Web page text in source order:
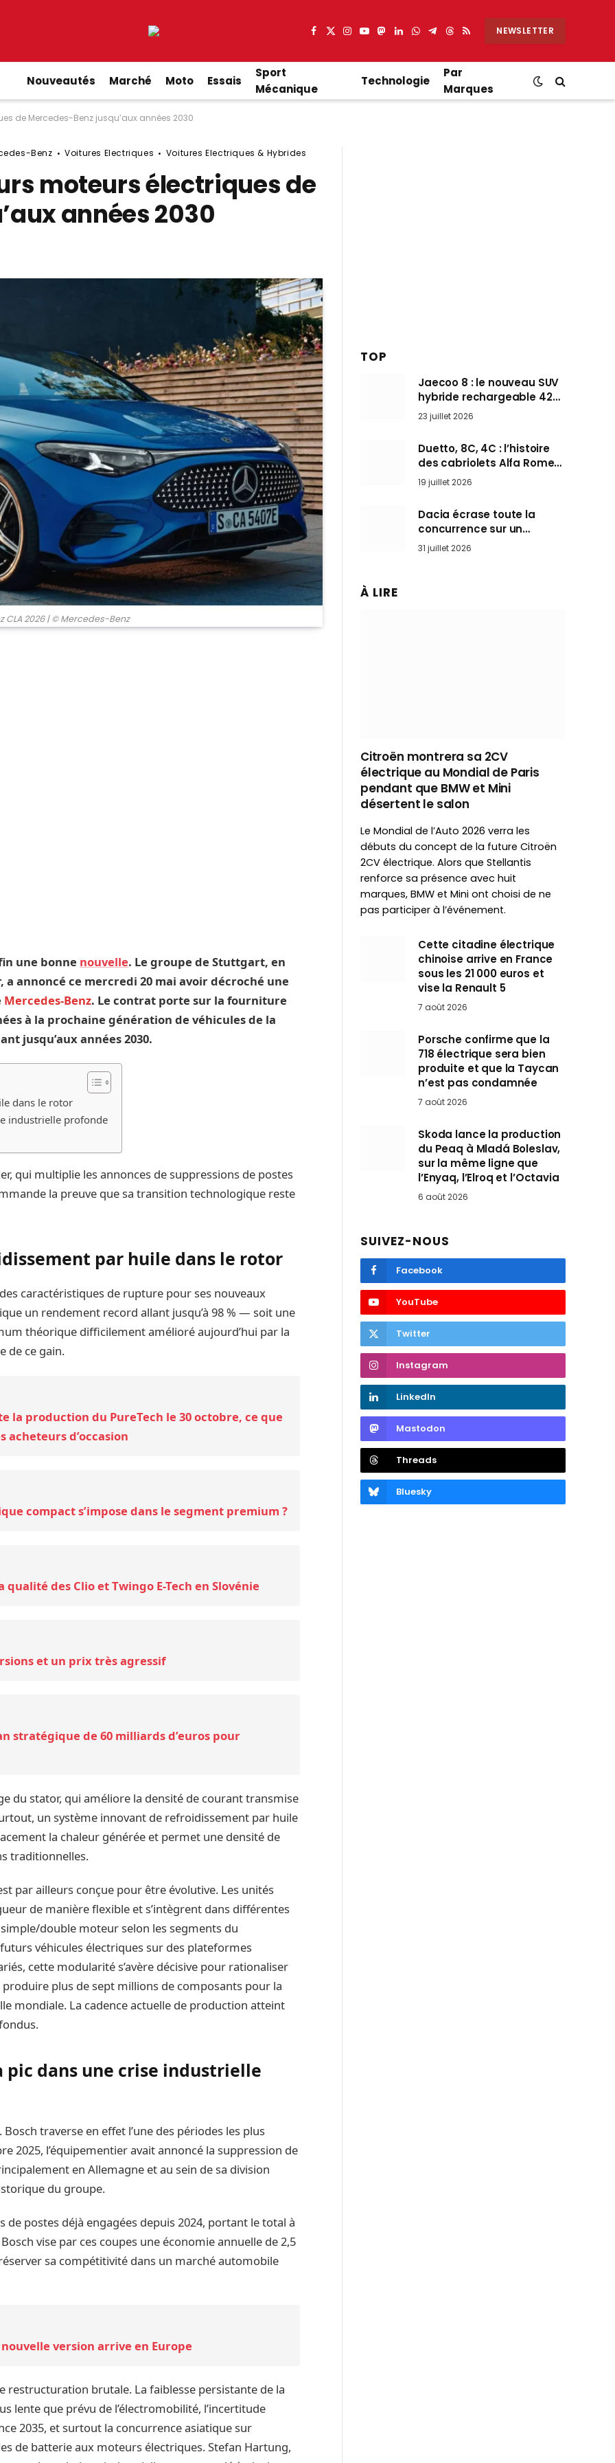
Facebook
X
Instagram
YouTube
Mastodon
LinkedIn
WhatsApp
Partager
Telegram
Threads
RSS NEWSLETTER
Nouveautés Marché Moto Essais
Sport
Mécanique
Technologie
Par
Marques
de Mercedes-Benz jusqu’aux années 2030
Benz Voitures Electriques Voitures Electriques & Hybrides
moteurs électriques de
années 2030
CLA 2026| © Mercedes-Benz
une bonne nouvelle. Le groupe de Stuttgart, en
annoncé ce mercredi 20 mai avoir décroché une
Mercedes-Benz. Le contrat porte sur la fourniture
à la prochaine génération de véhicules de la
jusqu’aux années 2030.
dans le rotor
industrielle profonde
qui multiplie les annonces de suppressions de postes
la preuve que sa transition technologique reste
par huile dans le rotor
caractéristiques de rupture pour ses nouveaux
un rendement record allant jusqu’à 98 % — soit une
théorique difficilement amélioré aujourd’hui par la
de ce gain.
la production du PureTech le 30 octobre, ce que
d’occasion
compact s’impose dans le segment premium ?
des Clio et Twingo E-Tech en Slovénie
et un prix très agressif
stratégique de 60 milliards d’euros pour
du stator, qui améliore la densité de courant transmise
un système innovant de refroidissement par huile
la chaleur générée et permet une densité de
traditionnelles.
par ailleurs conçue pour être évolutive. Les unités
de manière flexible et s’intègrent dans différentes
double moteur selon les segments du
véhicules électriques sur des plateformes
cette modularité s’avère décisive pour rationaliser
plus de sept millions de composants pour la
mondiale. La cadence actuelle de production atteint
pic dans une crise industrielle
traverse en effet l’une des périodes les plus
2025, l’équipementier avait annoncé la suppression de
en Allemagne et au sein de sa division
du groupe.
de postes déjà engagées depuis 2024, portant le total à
vise par ces coupes une économie annuelle de 2,5
sa compétitivité dans un marché automobile
version arrive en Europe
brutale. La faiblesse persistante de la
lente que prévu de l’électromobilité, l’incertitude
2035, et surtout la concurrence asiatique sur
de batterie aux moteurs électriques. Stefan Hartung,
TOP
Jaecoo 8 : le nouveau SUV
hybride rechargeable 428
ch qui vise l’Audi Q7 arrive
en Europe cet automne
23 juillet 2026
Duetto, 8C, 4C : l’histoire
des cabriolets Alfa Romeo,
ces Spider qui ont défini
l’art de rouler cheveux au
vent
19 juillet 2026
Dacia écrase toute la
concurrence sur un
marché où personne ne
l’attendait
31 juillet 2026
À LIRE
Citroën montrera sa 2CV
électrique au Mondial de Paris
pendant que BMW et Mini
désertent le salon
Le Mondial de l’Auto 2026 verra les
débuts du concept de la future Citroën
2CV électrique. Alors que Stellantis
renforce sa présence avec huit
marques, BMW et Mini ont choisi de ne
pas participer à l’événement.
Cette citadine électrique
chinoise arrive en France
sous les 21 000 euros et
vise la Renault 5
7 août 2026
Porsche confirme que la
718 électrique sera bien
produite et que la Taycan
n’est pas condamnée
7 août 2026
Skoda lance la production
du Peaq à Mladá Boleslav,
sur la même ligne que
l’Enyaq, l’Elroq et l’Octavia
6 août 2026
SUIVEZ-NOUS
Facebook
YouTube
Twitter
Instagram
LinkedIn
Mastodon
Threads
Bluesky